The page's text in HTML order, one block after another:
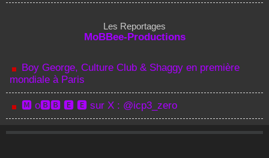
Les Reportages
MoBBee-Productions
Boy George, Culture Club & Shaggy en première
mondiale à Paris
🅼 o🅱🅱 🅴 🅴 sur X : @icp3_zero